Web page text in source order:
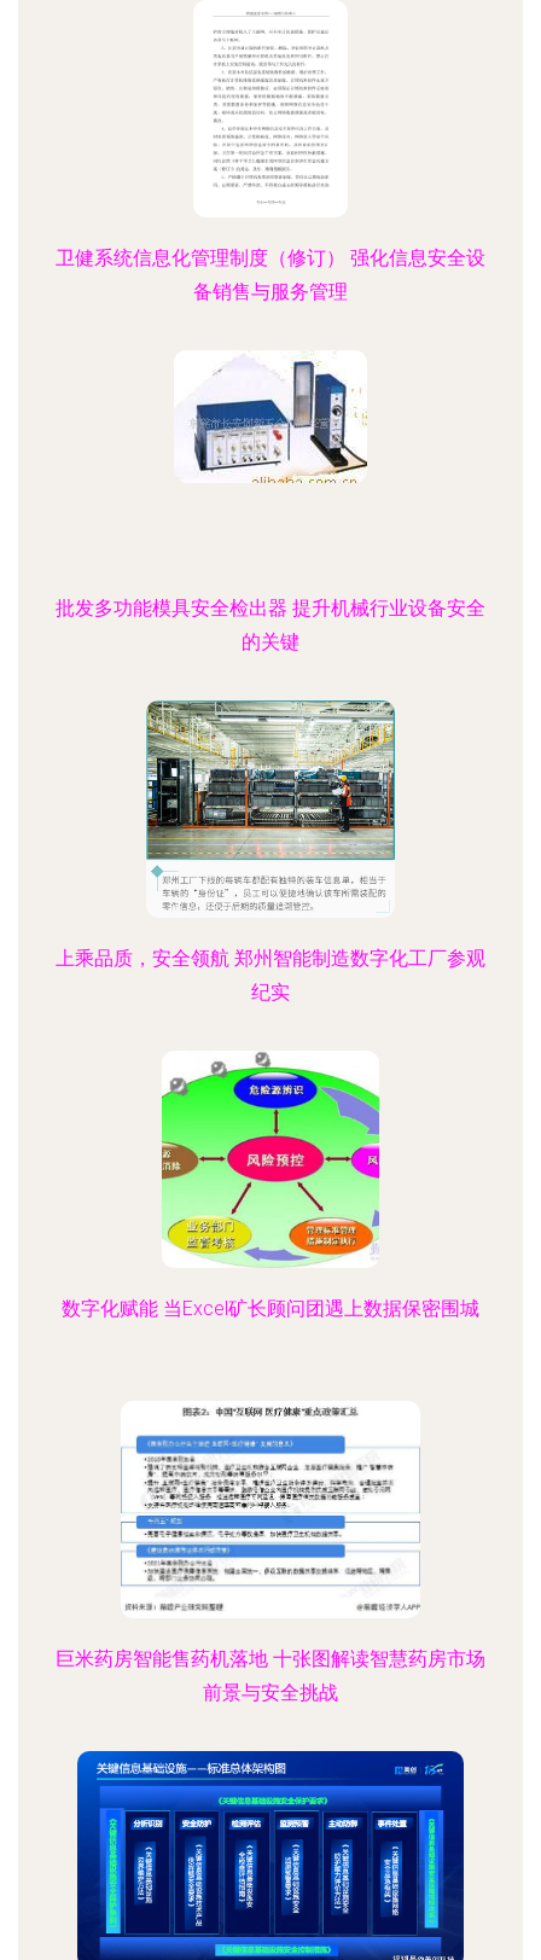
卫健系统信息化管理制度（修订） 强化信息安全设
备销售与服务管理
批发多功能模具安全检出器 提升机械行业设备安全
的关键
上乘品质，安全领航 郑州智能制造数字化工厂参观
纪实
数字化赋能 当Excel矿长顾问团遇上数据保密围城
巨米药房智能售药机落地 十张图解读智慧药房市场
前景与安全挑战